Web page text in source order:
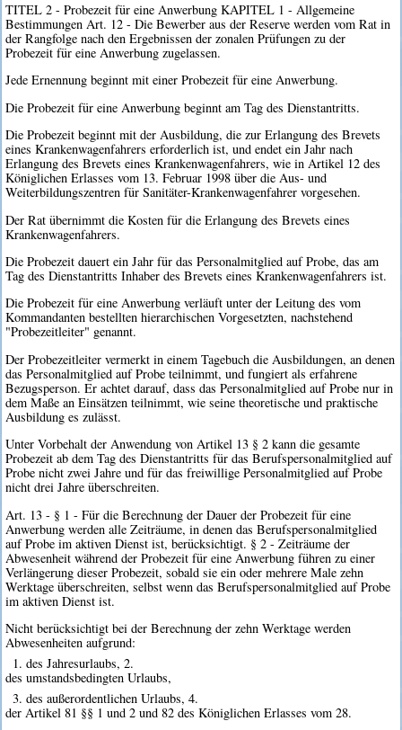
TITEL 2 - Probezeit für eine Anwerbung KAPITEL 1 - Allgemeine
Bestimmungen Art. 12 - Die Bewerber aus der Reserve werden vom Rat in
der Rangfolge nach den Ergebnissen der zonalen Prüfungen zu der
Probezeit für eine Anwerbung zugelassen.
Jede Ernennung beginnt mit einer Probezeit für eine Anwerbung.
Die Probezeit für eine Anwerbung beginnt am Tag des Dienstantritts.
Die Probezeit beginnt mit der Ausbildung, die zur Erlangung des Brevets
eines Krankenwagenfahrers erforderlich ist, und endet ein Jahr nach
Erlangung des Brevets eines Krankenwagenfahrers, wie in Artikel 12 des
Königlichen Erlasses vom 13. Februar 1998 über die Aus- und
Weiterbildungszentren für Sanitäter-Krankenwagenfahrer vorgesehen.
Der Rat übernimmt die Kosten für die Erlangung des Brevets eines
Krankenwagenfahrers.
Die Probezeit dauert ein Jahr für das Personalmitglied auf Probe, das am
Tag des Dienstantritts Inhaber des Brevets eines Krankenwagenfahrers ist.
Die Probezeit für eine Anwerbung verläuft unter der Leitung des vom
Kommandanten bestellten hierarchischen Vorgesetzten, nachstehend
"Probezeitleiter" genannt.
Der Probezeitleiter vermerkt in einem Tagebuch die Ausbildungen, an denen
das Personalmitglied auf Probe teilnimmt, und fungiert als erfahrene
Bezugsperson. Er achtet darauf, dass das Personalmitglied auf Probe nur in
dem Maße an Einsätzen teilnimmt, wie seine theoretische und praktische
Ausbildung es zulässt.
Unter Vorbehalt der Anwendung von Artikel 13 § 2 kann die gesamte
Probezeit ab dem Tag des Dienstantritts für das Berufspersonalmitglied auf
Probe nicht zwei Jahre und für das freiwillige Personalmitglied auf Probe
nicht drei Jahre überschreiten.
Art. 13 - § 1 - Für die Berechnung der Dauer der Probezeit für eine
Anwerbung werden alle Zeiträume, in denen das Berufspersonalmitglied
auf Probe im aktiven Dienst ist, berücksichtigt. § 2 - Zeiträume der
Abwesenheit während der Probezeit für eine Anwerbung führen zu einer
Verlängerung dieser Probezeit, sobald sie ein oder mehrere Male zehn
Werktage überschreiten, selbst wenn das Berufspersonalmitglied auf Probe
im aktiven Dienst ist.
Nicht berücksichtigt bei der Berechnung der zehn Werktage werden
Abwesenheiten aufgrund:
1. des Jahresurlaubs, 2.
des umstandsbedingten Urlaubs,
3. des außerordentlichen Urlaubs, 4.
der Artikel 81 §§ 1 und 2 und 82 des Königlichen Erlasses vom 28.